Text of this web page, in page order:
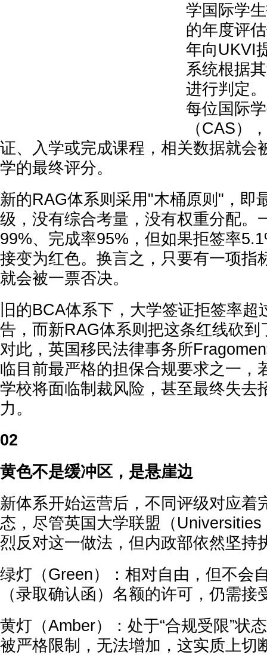
学国际学
的年度评
年向UKVI
系统根据
进行判定
每位国际
（CAS）
证、入学或完成课程，相关数据就会
学的最终评分。
新的RAG体系则采用"木桶原则"，即
级，没有综合考量，没有权重分配。
99%、完成率95%，但如果拒签率
接变为红色。换言之，只要有一项指
就会被一票否决。
旧的BCA体系下，大学签证拒签率超
告，而新RAG体系则把这条红线砍到
对此，英国移民法律事务所
临目前最严格的担保合规要求之一，
学校将面临制裁风险，甚至最终失去
力。
02
黄色不是缓冲区，是悬崖边
新体系开始运营后，不同评级对应着
态，尽管英国大学联盟（
烈反对这一做法，但内政部依然坚持
绿灯（Green）：相对自由，但不会
（录取确认函）名额的许可，仍需接
黄灯（Amber）：处于“合规受限”状
被严格限制，无法增加，这实质上切